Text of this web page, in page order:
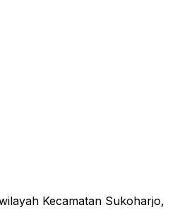
Kecamatan Sukoharjo,